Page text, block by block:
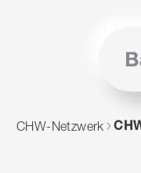
Zum Navigieren
CHW-Netzwerk